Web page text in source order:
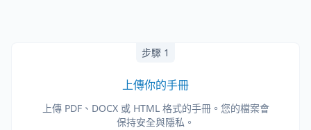
步驟 1
上傳你的手冊
上傳 PDF、DOCX 或 HTML 格式的手冊。您的檔案會
保持安全與隱私。